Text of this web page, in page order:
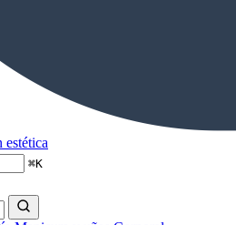
estética
⌘K